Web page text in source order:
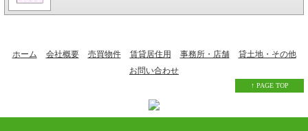
ホーム 会社概要 売買物件 賃貸居住用 事務所・店舗
貸土地・その他
お問い合わせ
↑ PAGE TOP